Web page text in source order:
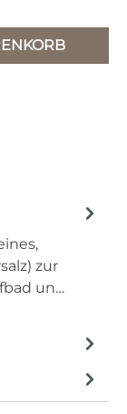
zur
un…